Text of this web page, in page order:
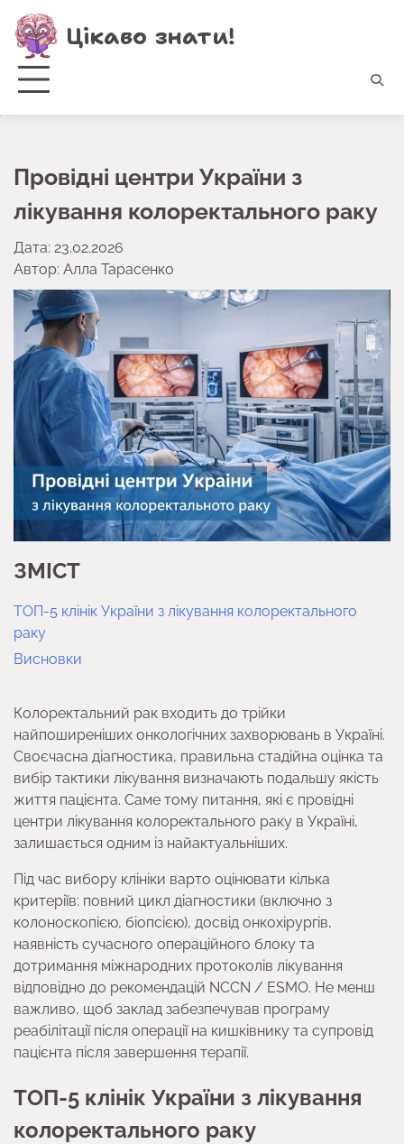
Перейти
до
вмісту
Цікаво знати!
Провідні центри України з
лікування колоректального раку
Дата: 23.02.2026
Автор: Алла Тарасенко
ЗМІСТ
ТОП-5 клінік України з лікування колоректального
раку
Висновки
Колоректальний рак входить до трійки
найпоширеніших онкологічних захворювань в Україні.
Своєчасна діагностика, правильна стадійна оцінка та
вибір тактики лікування визначають подальшу якість
життя пацієнта. Саме тому питання, які є провідні
центри лікування колоректального раку в Україні,
залишається одним із найактуальніших.
Під час вибору клініки варто оцінювати кілька
критеріїв: повний цикл діагностики (включно з
колоноскопією, біопсією), досвід онкохірургів,
наявність сучасного операційного блоку та
дотримання міжнародних протоколів лікування
відповідно до рекомендацій NCCN / ESMO. Не менш
важливо, щоб заклад забезпечував програму
реабілітації після операції на кишківнику та супровід
пацієнта після завершення терапії.
ТОП-5 клінік України з лікування
колоректального раку